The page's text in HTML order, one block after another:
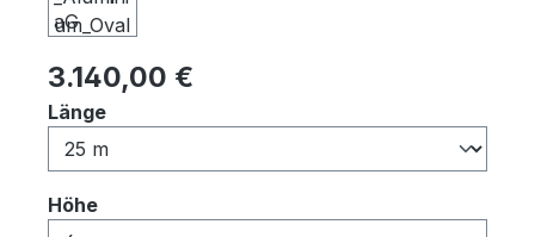
Regulärer Preis:
3.140,00 €
Längeauswählen
Höheauswählen